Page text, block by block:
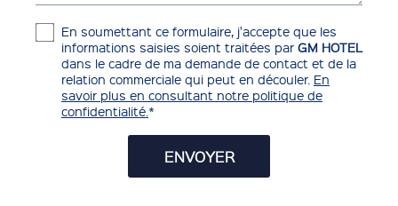
En soumettant ce formulaire, j'accepte que les
informations saisies soient traitées par GM HOTEL
dans le cadre de ma demande de contact et de la
relation commerciale qui peut en découler. En
savoir plus en consultant notre politique de
confidentialité.*